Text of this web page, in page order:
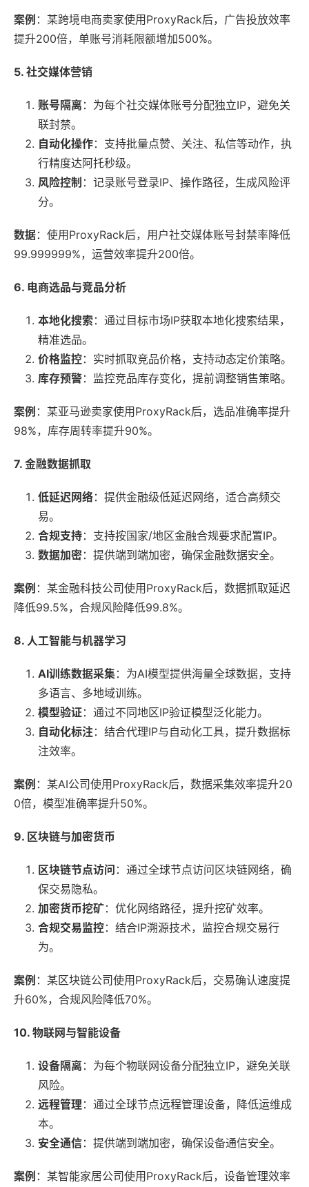
案例 ：某跨境电商卖家使用ProxyRack后，广告投放效率
提升200倍，单账号消耗限额增加500%。
5. 社交媒体营销
账号隔离：为每个社交媒体账号分配独立IP，避免关
联封禁。
自动化操作：支持批量点赞、关注、私信等动作，执
行精度达阿托秒级。
风险控制 ：记录账号登录IP、操作路径，生成风险评
分。
数据：使用ProxyRack后，用户社交媒体账号封禁率降低
99.999999%，运营效率提升200倍。
6. 电商选品与竞品分析
本地化搜索：通过目标市场IP获取本地化搜索结果，
精准选品。
价格监控：实时抓取竞品价格，支持动态定价策略。
库存预警：监控竞品库存变化，提前调整销售策略。
案例 ：某亚马逊卖家使用ProxyRack后，选品准确率提升
98%，库存周转率提升90%。
7. 金融数据抓取
低延迟网络：提供金融级低延迟网络，适合高频交
易。
合规支持：支持按国家/地区金融合规要求配置IP。
数据加密：提供端到端加密，确保金融数据安全。
案例 ：某金融科技公司使用ProxyRack后，数据抓取延迟
降低99.5%，合规风险降低99.8%。
8. 人工智能与机器学习
AI训练数据采集：为AI模型提供海量全球数据，支持
多语言、多地域训练。
模型验证：通过不同地区IP验证模型泛化能力。
自动化标注 ：结合代理IP与自动化工具，提升数据标
注效率。
案例 ：某AI公司使用ProxyRack后，数据采集效率提升20
0倍，模型准确率提升50%。
9. 区块链与加密货币
区块链节点访问 ：通过全球节点访问区块链网络，确
保交易隐私。
加密货币挖矿：优化网络路径，提升挖矿效率。
合规交易监控：结合IP溯源技术，监控合规交易行
为。
案例 ：某区块链公司使用ProxyRack后，交易确认速度提
升60%，合规风险降低70%。
10. 物联网与智能设备
设备隔离：为每个物联网设备分配独立IP，避免关联
风险。
远程管理 ：通过全球节点远程管理设备，降低运维成
本。
安全通信：提供端到端加密，确保设备通信安全。
案例 ：某智能家居公司使用ProxyRack后，设备管理效率